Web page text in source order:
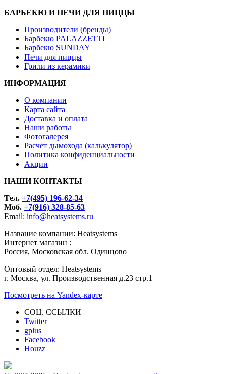
БАРБЕКЮ И ПЕЧИ ДЛЯ ПИЦЦЫ
Производители (бренды)
Барбекю PALAZZETTI
Барбекю SUNDAY
Печи для пиццы
Грили из керамики
ИНФОРМАЦИЯ
О компании
Карта сайта
Доставка и оплата
Наши работы
Фотогалерея
Расчет дымохода (калькулятор)
Политика конфиденциальности
Акции
НАШИ КОНТАКТЫ
Tел. +7(495) 196-62-34
Моб. +7(916) 328-85-63
Email: info@heatsystems.ru
Название компании: Heatsystems
Интернет магазин :
Россия, Московская обл. Одинцово
Оптовый отдел: Heatsystems
г. Москва, ул. Производственная д.23 стр.1
Посмотреть на Yandex-карте
СОЦ. ССЫЛКИ
Twitter
gplus
Facebook
Houzz